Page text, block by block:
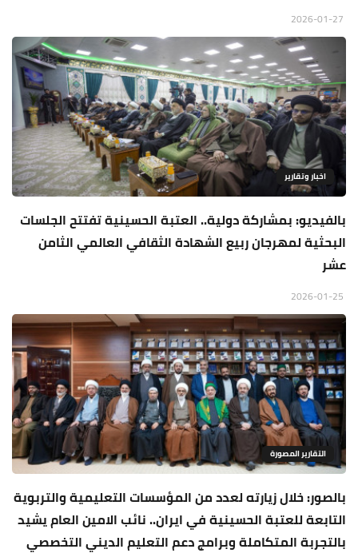
اخبار وتقارير
بالفيديو: بمشاركة دولية.. العتبة الحسينية تفتتح الجلسات
البحثية لمهرجان ربيع الشهادة الثقافي العالمي الثامن
عشر
التقارير المصورة
بالصور: خلال زيارته لعدد من المؤسسات التعليمية والتربوية
التابعة للعتبة الحسينية في ايران.. نائب الامين العام يشيد
بالتجربة المتكاملة وبرامج دعم التعليم الديني التخصصي